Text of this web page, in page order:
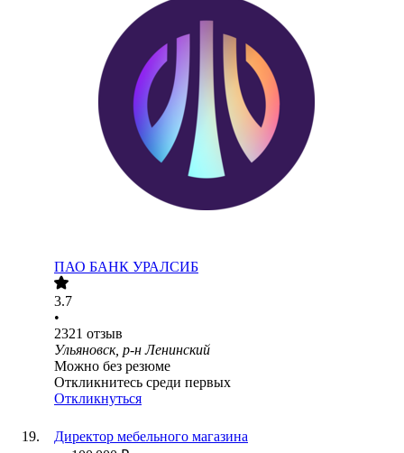
ПАО БАНК УРАЛСИБ
3.7
•
2321 отзыв
Ульяновск, р-н Ленинский
Можно без резюме
Откликнитесь среди первых
Откликнуться
Директор мебельного магазина